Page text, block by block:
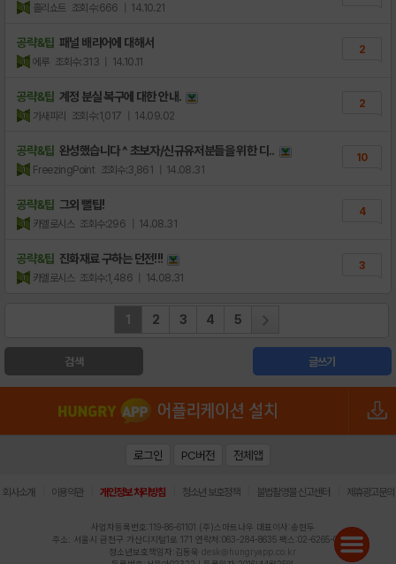
홀리쇼트 조회수:666 | 14.10.21
공략&팁 패널 배리어에 대해서
에루 조회수:313 | 14.10.11
2
공략&팁 계정 분실 복구에 대한 안내.
가새피리 조회수:1,017 | 14.09.02
2
공략&팁 완성했습니다 ^ 초보자/신규유저분들을 위한 디..
FreezingPoint 조회수:3,861 | 14.08.31
10
공략&팁 그외 뻘팁!
카엘로시스 조회수:296 | 14.08.31
4
공략&팁 진화재료 구하는 던전!!!
카엘로시스 조회수:1,486 | 14.08.31
3
1 2 3 4 5
검색 글쓰기
로그인 PC버전 전체앱
회사소개 이용약관 개인정보 처리방침 청소년 보호정책 불법촬영물 신고센터 제휴광고문의
사업자등록번호:119-86-61101 (주)스마트나우 대표이사:송현두
주소: 서울시 금천구 가산디지털1로 171 연락처:063-284-8635 팩스:02-6265-0377
청소년보호책임자:김동욱 desk@hungryapp.co.kr